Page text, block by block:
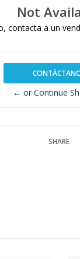
Not
contacta a un
← or Continue
SHARE